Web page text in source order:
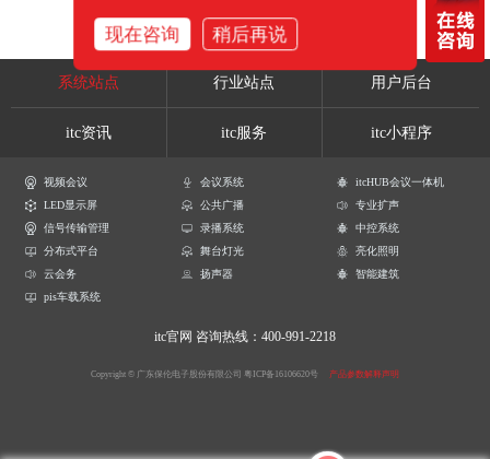
系统站点 行业站点 用户后台
itc资讯 itc服务 itc小程序
视频会议 会议系统
itcHUB会议一体机
LED显示屏
公共广播
专业扩声
信号传输管理
录播系统
中控系统
分布式平台
舞台灯光
亮化照明
云会务
扬声器
智能建筑
pis车载系统
itc官网 咨询热线：400-991-2218
Copyright © 广东保伦电子股份有限公司 粤ICP备16106620号 产品参数解释声明
现在咨询 稍后再说